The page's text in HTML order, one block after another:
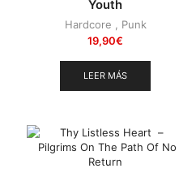
Youth
Hardcore
Punk
19,90€
LEER MÁS